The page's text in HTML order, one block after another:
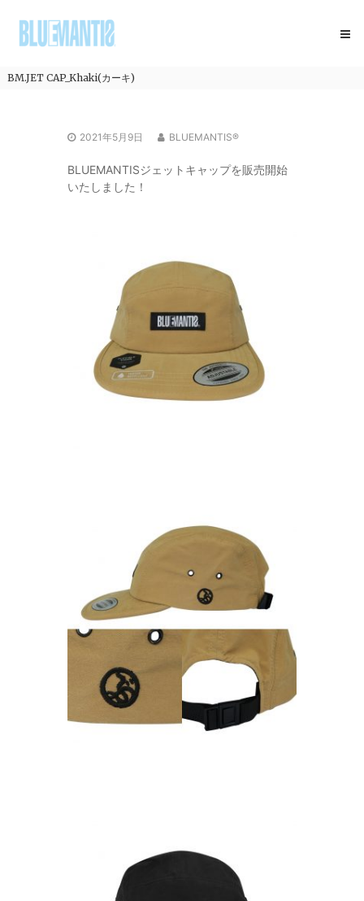
ツ
BLUEMANTIS
BM.JET CAP_Khaki(カーキ)
2021年5月9日 BLUEMANTIS®
BLUEMANTISジェットキャップを販売開始
いたしました！